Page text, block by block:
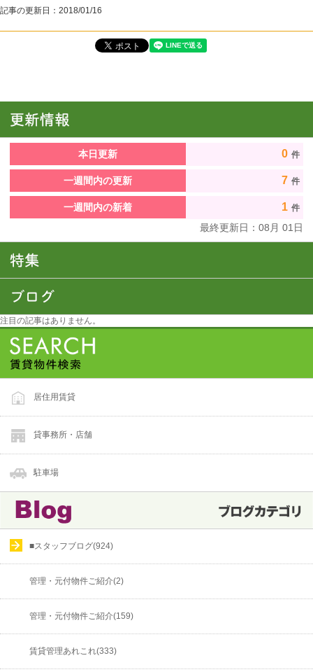
記事の更新日： 2018/01/16
本日更新 0 件
一週間内の更新 7 件
一週間内の新着 1 件
最終更新日： 08 月 01 日
注目の記事はありません。
居住用賃貸
貸事務所・店舗
駐車場
■スタッフブログ(924)
管理・元付物件ご紹介(2)
管理・元付物件ご紹介(159)
賃貸管理あれこれ(333)